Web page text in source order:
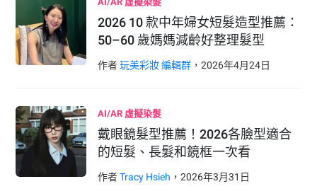
2026 10 款中年婦女短髮造型推薦：
50–60 歲媽媽減齡好整理髮型
作者玩美彩妝 編輯群 ，2026年4月24日
AI/AR 虛擬染髮
戴眼鏡髮型推薦！2026各臉型適合
的短髮、長髮和鏡框一次看
作者Tracy Hsieh ，2026年3月31 日